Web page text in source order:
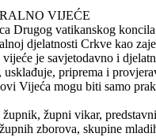
VIJEĆE
Drugog vatikanskog
djelatnosti Crkve kao
vijeće je savjetodavno i
usklađuje, priprema i
Vijeća mogu biti samo
župni vikar,
zborova, skupine